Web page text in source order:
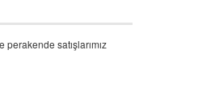
satışlarımız